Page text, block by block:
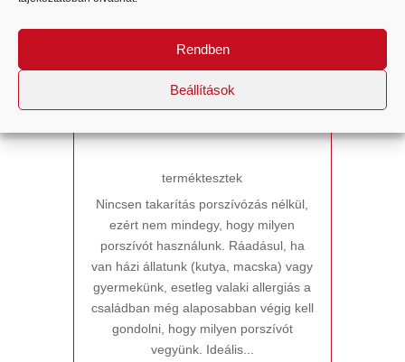
Rendben
Beállítások
Szőnyegtakarítás I Porszívó
teszt: Thomas Aqua+ Pet and
Family
terméktesztek
Nincsen takarítás porszívózás nélkül,
ezért nem mindegy, hogy milyen
porszívót használunk. Ráadásul, ha
van házi állatunk (kutya, macska) vagy
gyermekünk, esetleg valaki allergiás a
családban még alaposabban végig kell
gondolni, hogy milyen porszívót
vegyünk. Ideális...